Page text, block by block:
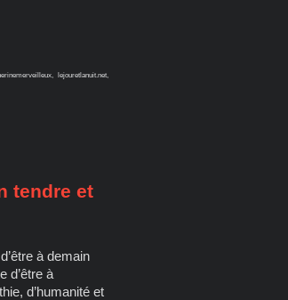
lejouretlanuit.net,
tendre et
à demain
d’être à
d’humanité et